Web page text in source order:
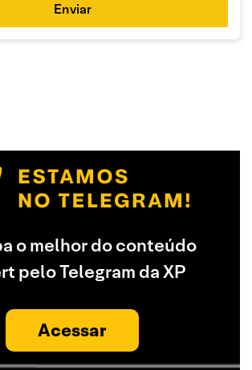
Enviar
o melhor do conteúdo
pelo Telegram da XP
Acessar